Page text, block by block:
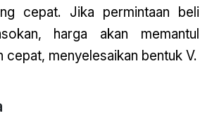
cepat. Jika permintaan beli
harga akan memantul
cepat, menyelesaikan bentuk V.